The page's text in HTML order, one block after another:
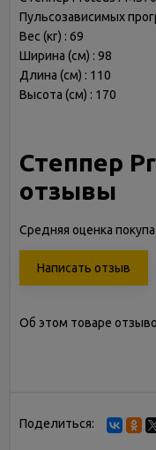
Пульсозависимых
Вес (кг) : 69
Ширина (см) : 98
Длина (см) : 110
Высота (см) : 170
Степпер
отзывы
Средняя оценка
Написать отзыв
Об этом товаре
Поделиться: